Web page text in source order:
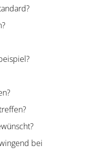
bei